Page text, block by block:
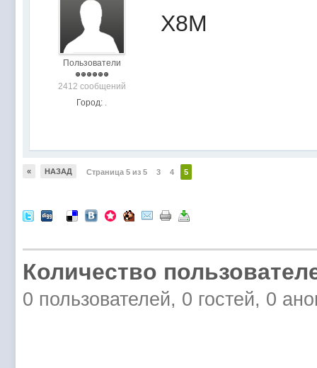
Пользователи
2412 сообщений
Город: .
Х8М
« НАЗАД Страница 5 из 5 3 4 5
Количество
0 пользователей, 0 гостей, 0